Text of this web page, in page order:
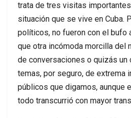
trata de tres visitas importantes
situación que se vive en Cuba.
políticos, no fueron con el bufo
que otra incómoda morcilla del
de conversaciones o quizás un
temas, por seguro, de extrema
públicos que digamos, aunque
todo transcurrió con mayor